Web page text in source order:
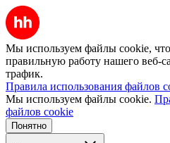
Мы используем файлы cookie,
правильную работу нашего веб-
трафик.
Правила использования файлов
Мы используем файлы cookie.
файлов cookie
Понятно